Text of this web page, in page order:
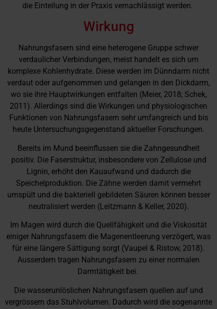
die Einteilung in der Praxis vernachlässigt werden.
Wirkung
Nahrungsfasern sind eine heterogene Gruppe schwer
verdaulicher Verbindungen, meist handelt es sich um
komplexe Kohlenhydrate. Diese werden im Dünndarm nicht
verdaut oder aufgenommen und gelangen in den Dickdarm,
wo sie ihre Hauptwirkungen entfalten (Meier, 2018; Schek,
2011). Allerdings sind die Wirkungen und physiologischen
Funktionen von Nahrungsfasern sehr umfangreich und bis
heute Untersuchungsgegenstand aktueller Forschungen.
Bereits im Mund beeinflussen sie die Zahngesundheit
positiv. Die Faserstruktur, insbesondere von Zellulose und
Lignin, erhöht den Kauaufwand und dadurch die
Speichelproduktion. Die Zähne werden damit vermehrt
umspült und die bakteriell gebildeten Säuren können besser
neutralisiert werden (Leitzmann & Keller, 2020).
Im Magen wird durch die Quellfähigkeit und die Viskosität
einiger Nahrungsfasern die Magenentleerung verzögert, was
für eine längere Sättigung sorgt (Vaupel & Ristow, 2018).
Ausserdem tragen Nahrungsfasern zu einer normalen
Darmtätigkeit bei.
Die wasserunlöslichen Nahrungsfasern quellen auf und
vergrössern das Stuhlvolumen. Dadurch wird die sogenannte